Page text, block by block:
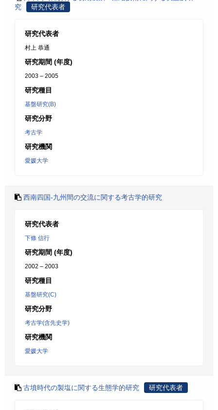
究
研究代表者
研究代表者
村上 恭通
研究期間 (年度)
2003 – 2005
研究種目
基盤研究(B)
研究分野
考古学
研究機関
愛媛大学
西南四国-九州間の交流に関する考古学的研究
研究代表者
下條 信行
研究期間 (年度)
2002 – 2003
研究種目
基盤研究(C)
研究分野
考古学(含先史学)
研究機関
愛媛大学
古墳時代の製塩に関する生態学的研究 研究代表者